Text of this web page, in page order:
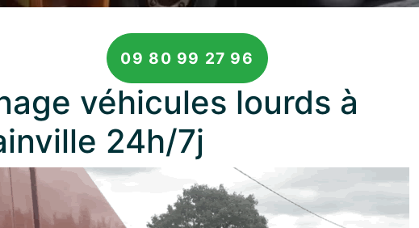
09 80 99 27 96
véhicules lourds à
24h/7j